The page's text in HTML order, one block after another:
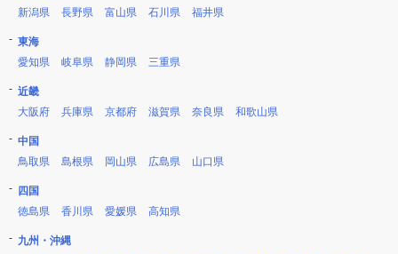
新潟県
長野県 富山県 石川県 福井県
東海
愛知県
岐阜県 静岡県 三重県
近畿
大阪府
兵庫県 京都府 滋賀県 奈良県 和歌山県
中国
鳥取県
島根県 岡山県 広島県 山口県
四国
徳島県
香川県 愛媛県 高知県
九州・沖縄